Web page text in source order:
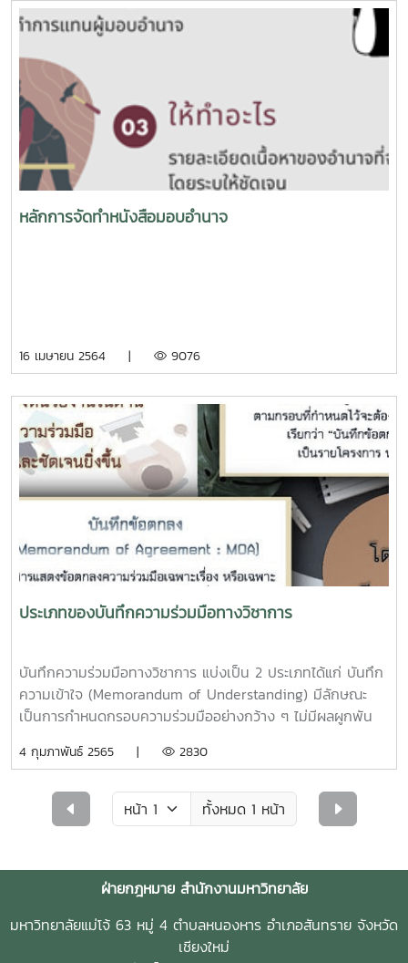
ต้องใช้ตรงตามวัตถุประสงค์ที่ได้แจ้งไว้ด้วย ทั้งนี้ ผู้สนใจสามารถ
ศึกษารายละเอียดได้จากแผนภาพ ซึ่งจัดทำโดย สำนักงานคณะ
กรรมการคุ้มครองข้อมูลส่วนบุคคล พระราชบัญญัติคุ้มครอง
ข้อมูลส่วนบุคคล พ.ศ. ๒๕๖๒ประกาศมหาวิทยาลัยแม่โจ้ เรื่อง
นโยบายคุ้มครองข้อมูลส่วนบุคคลป.หลักเกณฑ์การพิจารณาออก
คำสั่งลงโทษปรับทางปกครองของคณะกรรมการผู้เชี่ยวชาญ
พ.ศ. ๒๕๖๕ป.หลักเกณฑ์และวิธีการในการจัดทำและเก็บรักษา
บันทึกรายการของกิจกรรมการประมวลผลข้อมูลส่วนบุคคล พ.ศ.
๒๕๖๕
หลักการจัดทำหนังสือมอบอำนาจ
16 เมษายน 2564 | 9076
ประเภทของบันทึกความร่วมมือทางวิชาการ
บันทึกความร่วมมือทางวิชาการ แบ่งเป็น 2 ประเภทได้แก่ บันทึก
ความเข้าใจ (Memorandum of Understanding) มีลักษณะ
เป็นการกำหนดกรอบความร่วมมืออย่างกว้าง ๆ ไม่มีผลผูกพัน
Agreement) มีข้อตกลงที่คู่ความร่วมมือประสงค์จะให้มีผล
ทรัพย์สินทางปัญญา การจัดการผลประโยชน์ และข้อตกลงด้าน
การเงิน เป็นต้น การจะจัดทำความร่วมมือในรูปแบบใดให้
สำคัญอย่างไรบ้าง หากยังไม่สามารถลงรายละเอียดได้เพียงพอ
สำหรับการปฏิบัติ อาจพิจารณาจัดทำในรูปแบบของบันทึกความ
เข้าใจก่อน
4 กุมภาพันธ์ 2565 | 2830
ทั้งหมด 1 หน้า
ฝ่ายกฎหมาย สำนักงานมหาวิทยาลัย
มหาวิทยาลัยแม่โจ้ 63 หมู่ 4 ตำบลหนองหาร อำเภอสันทราย จังหวัด
เชียงใหม่